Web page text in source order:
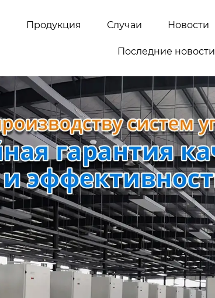
Продукция Случаи Новости
Последние новости